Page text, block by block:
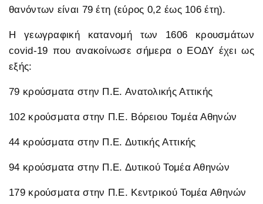
θανόντων είναι 79 έτη (εύρος 0,2 έως 106 έτη).
Η γεωγραφική κατανομή των 1606 κρουσμάτων
covid-19 που ανακοίνωσε σήμερα ο ΕΟΔΥ έχει ως
εξής:
79 κρούσματα στην Π.Ε. Ανατολικής Αττικής
102 κρούσματα στην Π.Ε. Βόρειου Τομέα Αθηνών
44 κρούσματα στην Π.Ε. Δυτικής Αττικής
94 κρούσματα στην Π.Ε. Δυτικού Τομέα Αθηνών
179 κρούσματα στην Π.Ε. Κεντρικού Τομέα Αθηνών